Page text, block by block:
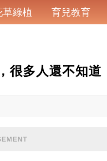
草綠植 育兒教育
很多人還不知道